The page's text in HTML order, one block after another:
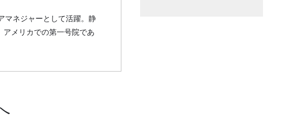
マネジャーとして活躍。静
メリカでの第一号院であ